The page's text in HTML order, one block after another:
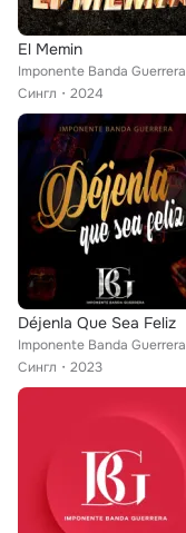
El Memin
Imponente Banda Guerrera
Сингл
2024
Déjenla Que Sea Feliz
Imponente Banda Guerrera
Сингл
2023